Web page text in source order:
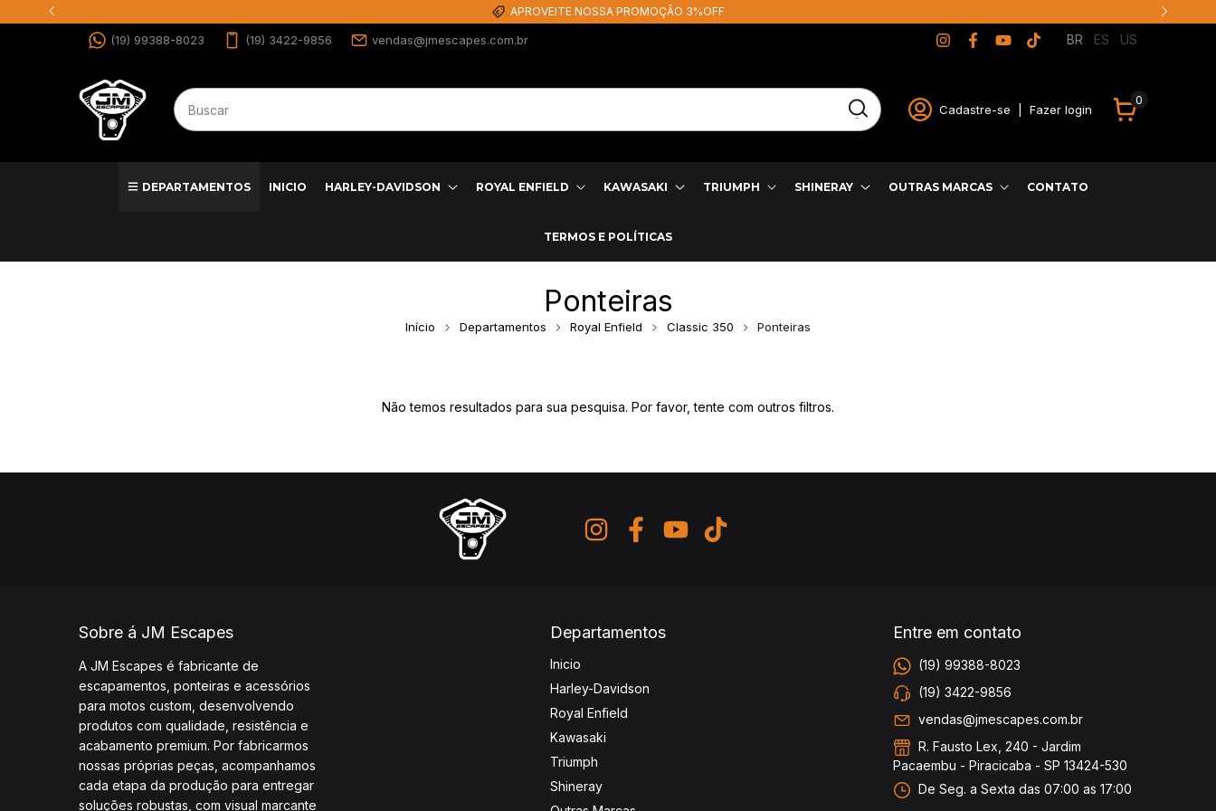
APROVEITE NOSSA PROMOÇÃO 3%OFF
(19) 99388-8023 (19) 3422-9856 vendas@jmescapes.com.br BR ES US
Cadastre-se Fazer login
0
DEPARTAMENTOS INICIO HARLEY-DAVIDSON ROYAL ENFIELD KAWASAKI TRIUMPH SHINERAY OUTRAS MARCAS CONTATO
TERMOS E POLÍTICAS
Ponteiras
Início Departamentos Royal Enfield Classic 350 Ponteiras
Não temos resultados para sua pesquisa. Por favor, tente com outros filtros.
Sobre á JM Escapes
A JM Escapes é fabricante de
escapamentos, ponteiras e acessórios
para motos custom, desenvolvendo
produtos com qualidade, resistência e
acabamento premium. Por fabricarmos
nossas próprias peças, acompanhamos
cada etapa da produção para entregar
soluções robustas, com visual marcante
Departamentos
Inicio
Harley-Davidson
Royal Enfield
Kawasaki
Triumph
Shineray
Entre em contato
(19) 99388-8023
(19) 3422-9856
vendas@jmescapes.com.br
R. Fausto Lex, 240 - Jardim
Pacaembu - Piracicaba - SP 13424-530
De Seg. a Sexta das 07:00 as 17:00